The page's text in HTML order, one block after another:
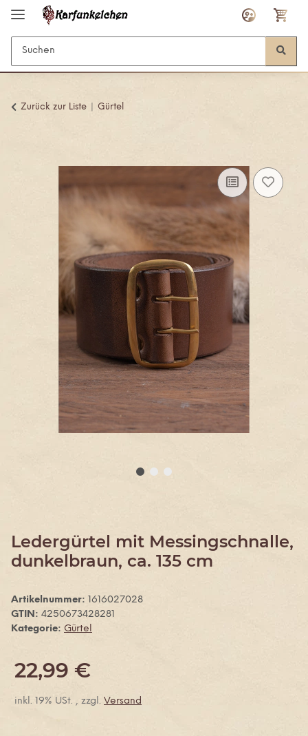
Zurück zur Liste Gürtel
Ledergürtel mit Messingschnalle,
dunkelbraun, ca. 135 cm
Artikelnummer:
1616027028
GTIN: 4250673428281
Kategorie: Gürtel
22,99 €
inkl. 19% USt. , zzgl. Versand